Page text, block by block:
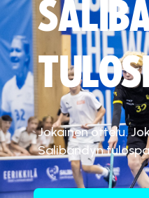
Jokainen ottelu.
Salibandyn